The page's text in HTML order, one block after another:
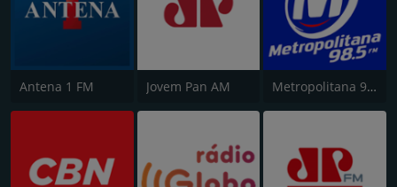
Antena 1 FM Jovem Pan AM Metropolitana 98.5 FM